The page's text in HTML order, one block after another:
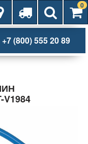
0
+7 (800) 555 20 89